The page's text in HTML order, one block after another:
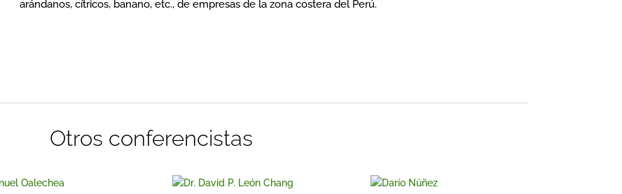
arándanos, cítricos, banano, etc., de empresas de la zona costera del Perú.
Otros conferencistas